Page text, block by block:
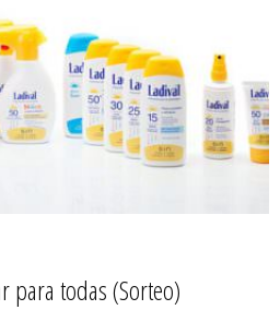
para todas (Sorteo)